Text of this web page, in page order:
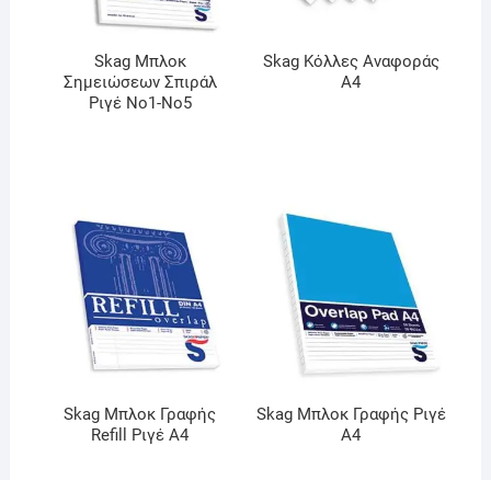
Skag Μπλοκ
Σημειώσεων Σπιράλ
Ριγέ Νο1-Νο5
Skag Κόλλες Αναφοράς
Α4
Skag Μπλοκ Γραφής
Refill Ριγέ A4
Skag Μπλοκ Γραφής Ριγέ
Α4